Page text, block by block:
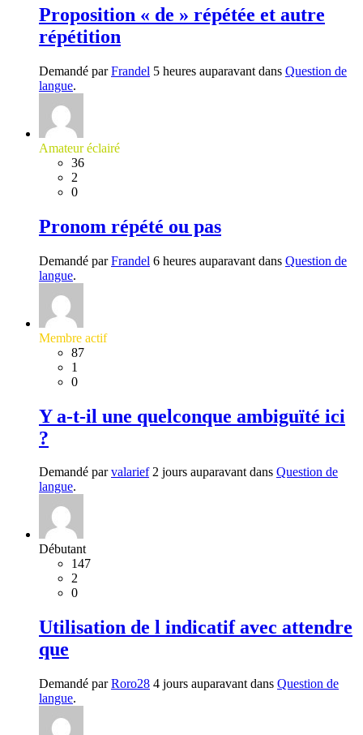
Proposition « de » répétée et autre
répétition
Demandé parFrandel 5 heures auparavant dans Question de
langue.
Amateur éclairé
36
2
0
Pronom répété ou pas
Demandé parFrandel 6 heures auparavant dans Question de
langue.
Membre actif
87
1
0
Y a-t-il une quelconque ambiguïté ici
?
Demandé parvalarief2 jours auparavant dans Question de
langue.
Débutant
147
2
0
Utilisation de l indicatif avec attendre
que
Demandé parRoro28 4 jours auparavant dans Question de
langue.